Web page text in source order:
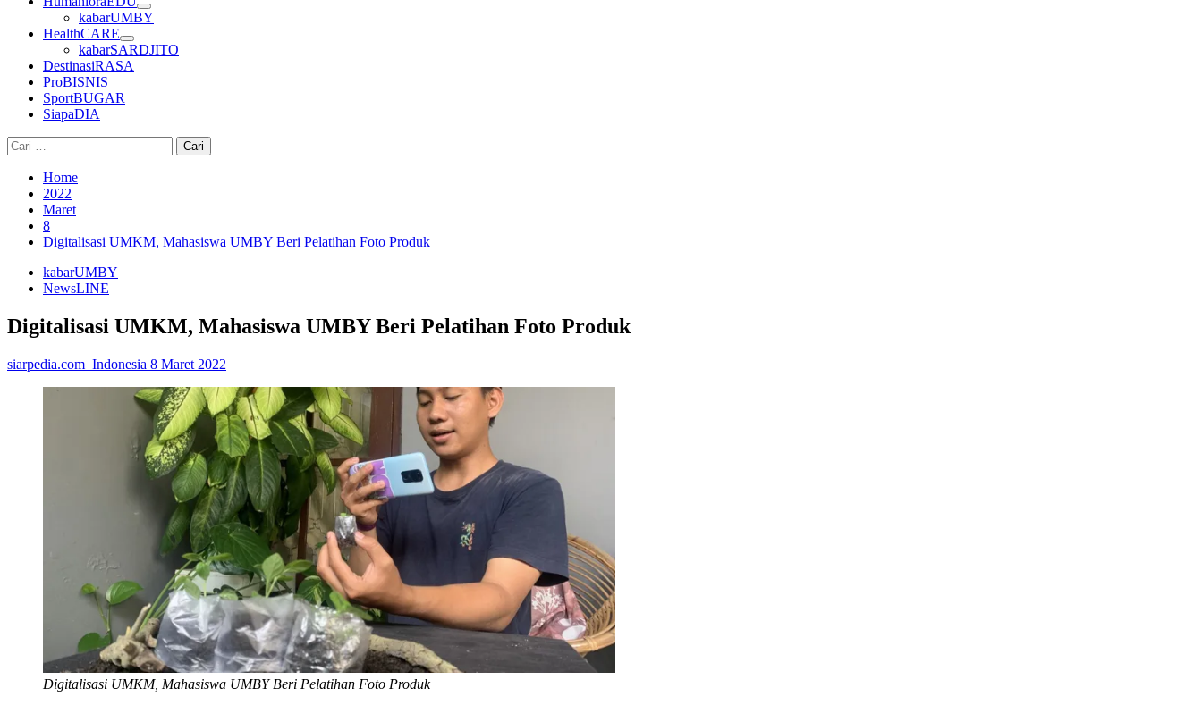
kabarUMBY
HealthCARE
kabarSARDJITO
DestinasiRASA
ProBISNIS
SportBUGAR
SiapaDIA
Cari
untuk:
Home
2022
Maret
8
Digitalisasi UMKM, Mahasiswa UMBY Beri Pelatihan Foto Produk
kabarUMBY
NewsLINE
Digitalisasi UMKM, Mahasiswa UMBY Beri Pelatihan Foto Produk
siarpedia.com_Indonesia 8 Maret 2022
Digitalisasi UMKM, Mahasiswa UMBY Beri Pelatihan Foto Produk